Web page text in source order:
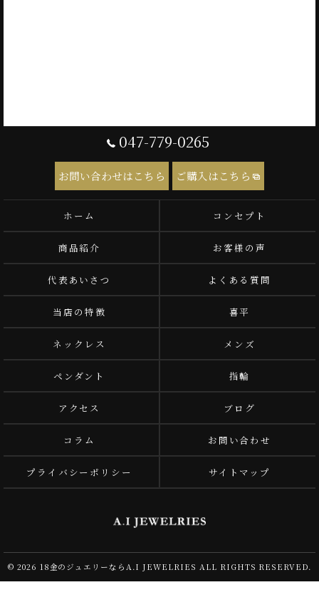
047-779-0265
お問い合わせはこちら ご購入はこちら
ホーム コンセプト
商品紹介 お客様の声
代表あいさつ よくある質問
当店の特徴 喜平
ネックレス メンズ
ペンダント 指輪
アクセス ブログ
コラム お問い合わせ
プライバシーポリシー サイトマップ
© 2026 18金のジュエリーならA.I JEWELRIES ALL RIGHTS RESERVED.